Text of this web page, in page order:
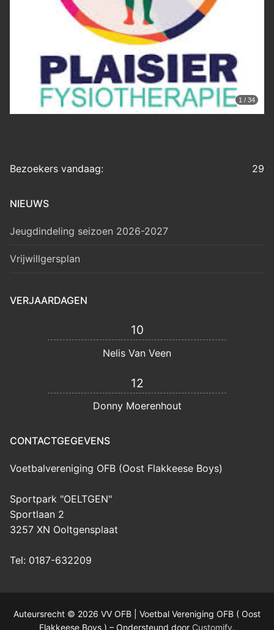
1 / 34
29
Bezoekers vandaag:
NIEUWS
Jeugdindeling seizoen 2026-2027
Vrijwillgersplan
VERJAARDAGEN
10
Nelis Van Veen
12
Donny Moerenhout
CONTACTGEGEVENS
Voetbalvereniging OFB (Oost Flakkeese Boys)
Sportpark "OELTGEN"
Sportlaan 2
3257 XN Ooltgensplaat
Tel: 0187-632209
Auteursrecht © 2026 VV OFB | Voetbal Vereniging OFB ( Oost
Flakkeese Boys ) – Ondersteund door Customify.